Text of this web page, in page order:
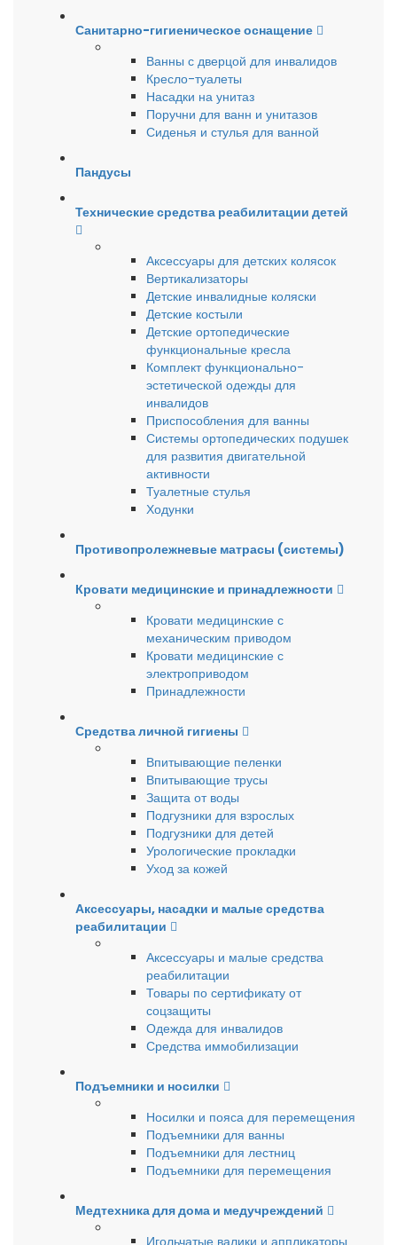
Санитарно-гигиеническое оснащение
Ванны с дверцой для инвалидов
Кресло-туалеты
Насадки на унитаз
Поручни для ванн и унитазов
Сиденья и стулья для ванной
Пандусы
Технические средства реабилитации детей
Аксессуары для детских колясок
Вертикализаторы
Детские инвалидные коляски
Детские костыли
Детские ортопедические
функциональные кресла
Комплект функционально-
эстетической одежды для
инвалидов
Приспособления для ванны
Системы ортопедических подушек
для развития двигательной
активности
Туалетные стулья
Ходунки
Противопролежневые матрасы (системы)
Кровати медицинские и принадлежности
Кровати медицинские с
механическим приводом
Кровати медицинские с
электроприводом
Принадлежности
Средства личной гигиены
Впитывающие пеленки
Впитывающие трусы
Защита от воды
Подгузники для взрослых
Подгузники для детей
Урологические прокладки
Уход за кожей
Аксессуары, насадки и малые средства
реабилитации
Аксессуары и малые средства
реабилитации
Товары по сертификату от
соцзащиты
Одежда для инвалидов
Средства иммобилизации
Подъемники и носилки
Носилки и пояса для перемещения
Подъемники для ванны
Подъемники для лестниц
Подъемники для перемещения
Медтехника для дома и медучреждений
Игольчатые валики и аппликаторы